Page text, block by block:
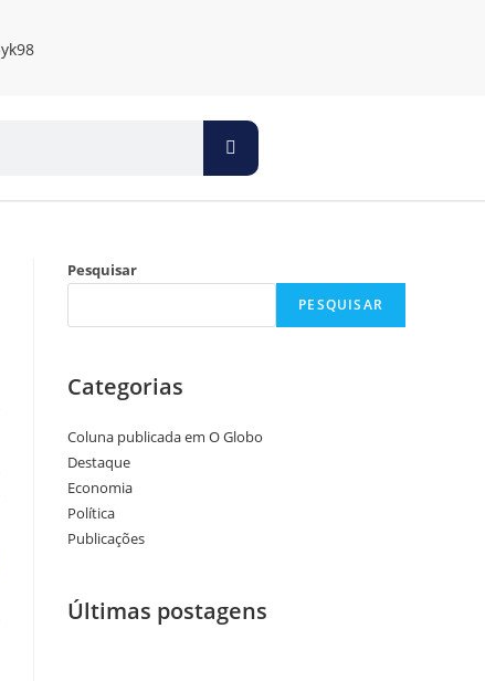
Pesquisar
PESQUISAR
Categorias
Coluna publicada em O Globo
Destaque
Economia
Política
Publicações
Últimas postagens